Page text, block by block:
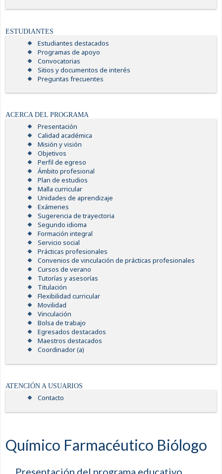
ESTUDIANTES
Estudiantes destacados
Programas de apoyo
Convocatorias
Sitios y documentos de interés
Preguntas frecuentes
ACERCA DEL PROGRAMA
Presentación
Calidad académica
Misión y visión
Objetivos
Perfil de egreso
Ámbito profesional
Plan de estudios
Malla curricular
Unidades de aprendizaje
Exámenes
Sugerencia de trayectoria
Segundo idioma
Formación integral
Servicio social
Prácticas profesionales
Convenios de vinculación de prácticas profesionales
Cursos de verano
Tutorías y asesorías
Titulación
Flexibilidad curricular
Movilidad
Vinculación
Bolsa de trabajo
Egresados destacados
Maestros destacados
Coordinador (a)
ATENCIÓN A USUARIOS
Contacto
Químico Farmacéutico Biólogo